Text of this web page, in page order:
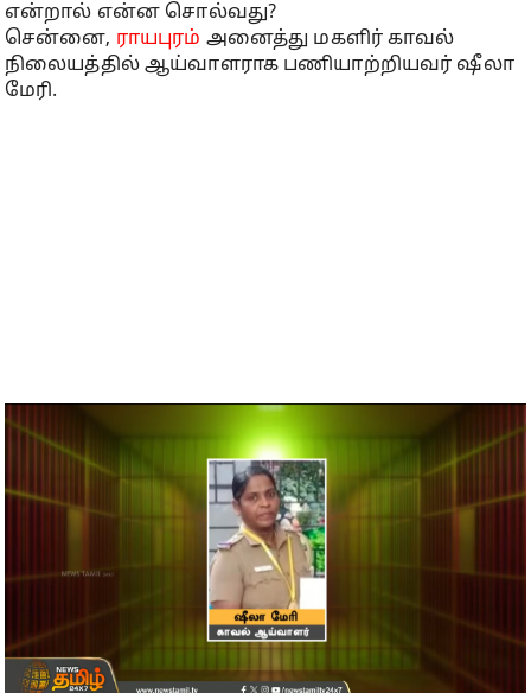
என்றால் என்ன சொல்வது?
சென்னை, ராயபுரம் அனைத்து மகளிர் காவல்
நிலையத்தில் ஆய்வாளராக பணியாற்றியவர் ஷீலா
மேரி.